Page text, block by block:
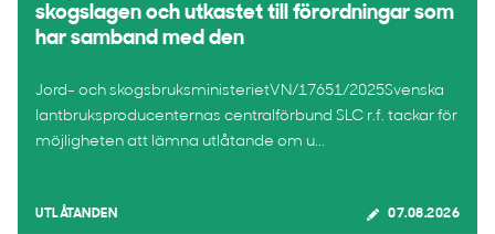
skogslagen och utkastet till förordningar som
har samband med den
Jord- och skogsbruksministerietVN/17651/2025Svenska
lantbruksproducenternas centralförbund SLC r.f. tackar för
möjligheten att lämna utlåtande om u...
UTLÅTANDEN 07.08.2026